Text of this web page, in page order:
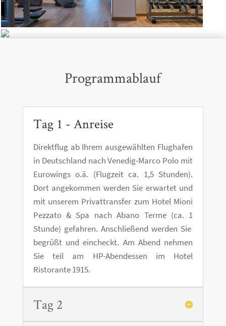
Programmablauf
Tag 1 - Anreise
Direktflug ab Ihrem ausgewählten Flughafen
in Deutschland nach Venedig-Marco Polo mit
Eurowings o.ä. (Flugzeit ca. 1,5 Stunden).
Dort angekommen werden Sie erwartet und
mit unserem Privattransfer zum Hotel Mioni
Pezzato & Spa nach Abano Terme (ca. 1
Stunde) gefahren. Anschließend werden Sie
begrüßt und eincheckt. Am Abend nehmen
Sie teil am HP-Abendessen im Hotel
Ristorante 1915.
Tag 2